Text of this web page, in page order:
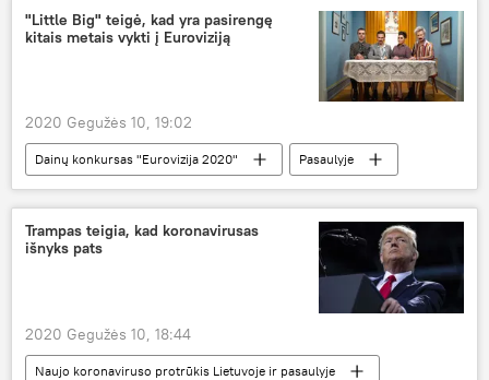
"Little Big" teigė, kad yra pasirengę
kitais metais vykti į Euroviziją
2020 Gegužės 10, 19:02
Dainų konkursas "Eurovizija 2020"
Pasaulyje
Little Big
Eurovizija
Dainų konkursas "Eurovizija 2021"
Trampas teigia, kad koronavirusas
išnyks pats
2020 Gegužės 10, 18:44
Naujo koronaviruso protrūkis Lietuvoje ir pasaulyje